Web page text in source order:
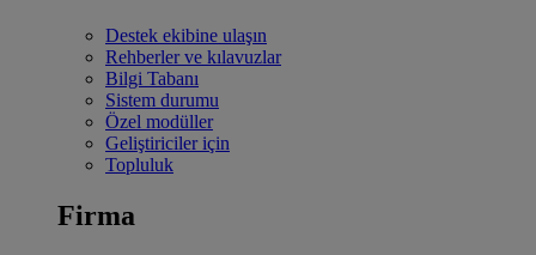
Destek ekibine ulaşın
Rehberler ve kılavuzlar
Bilgi Tabanı
Sistem durumu
Özel modüller
Geliştiriciler için
Topluluk
Firma